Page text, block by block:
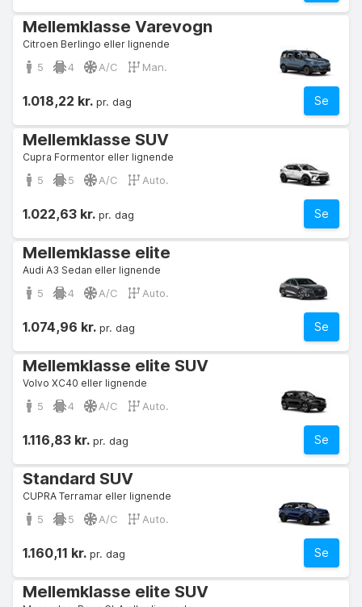
Mellemklasse Varevogn
Citroen Berlingo eller lignende
5 4 A/C Man.
Se
1.018,22 kr. pr. dag
Mellemklasse SUV
Cupra Formentor eller lignende
5 5 A/C Auto.
Se
1.022,63 kr. pr. dag
Mellemklasse elite
Audi A3 Sedan eller lignende
5 4 A/C Auto.
Se
1.074,96 kr. pr. dag
Mellemklasse elite SUV
Volvo XC40 eller lignende
5 4 A/C Auto.
Se
1.116,83 kr. pr. dag
Standard SUV
CUPRA Terramar eller lignende
5 5 A/C Auto.
Se
1.160,11 kr. pr. dag
Mellemklasse elite SUV